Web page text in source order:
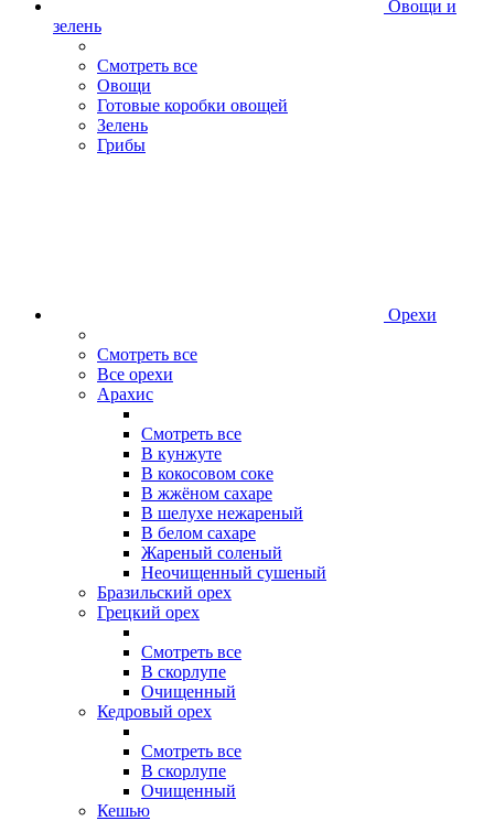
Овощи и
зелень
Смотреть все
Овощи
Готовые коробки овощей
Зелень
Грибы
Орехи
Смотреть все
Все орехи
Арахис
Смотреть все
В кунжуте
В кокосовом соке
В жжёном сахаре
В шелухе нежареный
В белом сахаре
Жареный соленый
Неочищенный сушеный
Бразильский орех
Грецкий орех
Смотреть все
В скорлупе
Очищенный
Кедровый орех
Смотреть все
В скорлупе
Очищенный
Кешью